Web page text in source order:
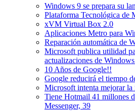
Windows 9 se prepara su
Plataforma Tecnológica de
xVM Virtual Box 2.0
Aplicaciones Metro para
Reparación automática de
Microsoft publica utilidad
actualizaciones de
10 Años de Google!!
Google reducirá el tiempo
Microsoft intenta mejorar
Tiene Hotmail 41 millones
Messenger, 39